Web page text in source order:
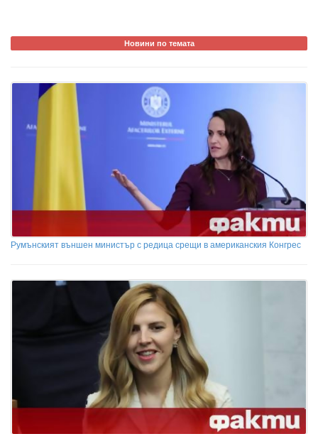
Новини по темата
Румънският външен министър с редица срещи в американския Конгрес